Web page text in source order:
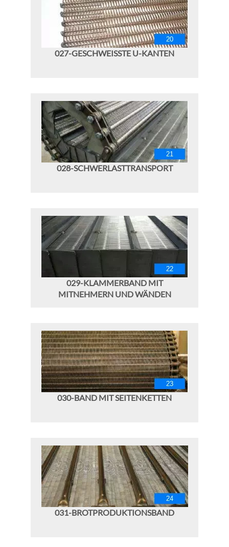
027-GESCHWEISSTE U-KANTEN
028-SCHWERLASTTRANSPORT
029-KLAMMERBAND MIT
MITNEHMERN UND WÄNDEN
030-BAND MIT SEITENKETTEN
031-BROTPRODUKTIONSBAND